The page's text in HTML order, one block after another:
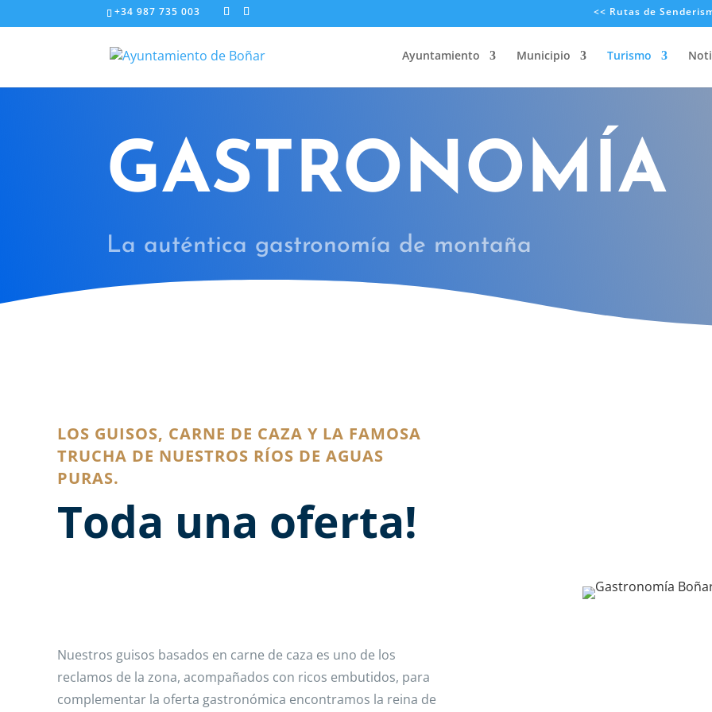
+34 987 735 003 << Rutas de
Ayuntamiento Municipio Turismo
GASTRONOMÍA
La auténtica gastronomía de montaña
LOS GUISOS, CARNE DE CAZA Y LA FAMOSA
TRUCHA DE NUESTROS RÍOS DE AGUAS
PURAS.
Toda una oferta!
Nuestros guisos basados en carne de caza es uno de los
reclamos de la zona, acompañados con ricos embutidos, para
complementar la oferta gastronómica encontramos la reina de